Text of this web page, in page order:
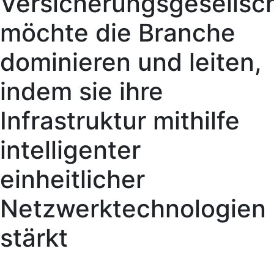
möchte die Branche
dominieren und leiten,
indem sie ihre
Infrastruktur mithilfe
intelligenter
einheitlicher
Netzwerktechnologien
stärkt